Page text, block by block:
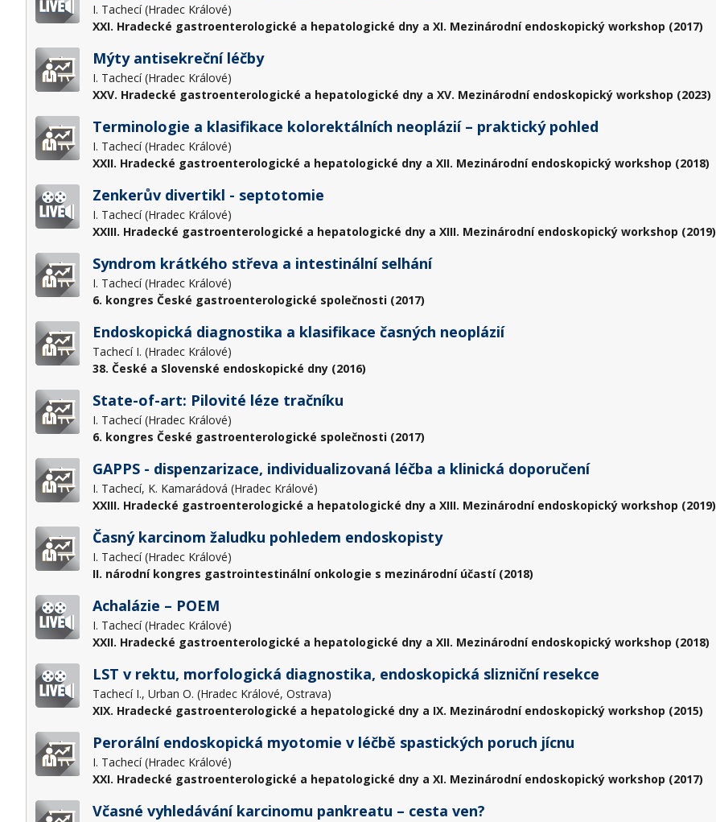
I. Tachecí (Hradec Králové)
XXI. Hradecké gastroenterologické a hepatologické dny a XI. Mezinárodní endoskopický workshop (2017)
Mýty antisekreční léčby
I. Tachecí (Hradec Králové)
XXV. Hradecké gastroenterologické a hepatologické dny a XV. Mezinárodní endoskopický workshop (2023)
Terminologie a klasifikace kolorektálních neoplázií – praktický pohled
I. Tachecí (Hradec Králové)
XXII. Hradecké gastroenterologické a hepatologické dny a XII. Mezinárodní endoskopický workshop (2018)
Zenkerův divertikl - septotomie
I. Tachecí (Hradec Králové)
XXIII. Hradecké gastroenterologické a hepatologické dny a XIII. Mezinárodní endoskopický workshop (2019)
Syndrom krátkého střeva a intestinální selhání
I. Tachecí (Hradec Králové)
6. kongres České gastroenterologické společnosti (2017)
Endoskopická diagnostika a klasifikace časných neoplázií
Tachecí I. (Hradec Králové)
38. České a Slovenské endoskopické dny (2016)
State-of-art: Pilovité léze tračníku
I. Tachecí (Hradec Králové)
6. kongres České gastroenterologické společnosti (2017)
GAPPS - dispenzarizace, individualizovaná léčba a klinická doporučení
I. Tachecí, K. Kamarádová (Hradec Králové)
XXIII. Hradecké gastroenterologické a hepatologické dny a XIII. Mezinárodní endoskopický workshop (2019)
Časný karcinom žaludku pohledem endoskopisty
I. Tachecí (Hradec Králové)
II. národní kongres gastrointestinální onkologie s mezinárodní účastí (2018)
Achalázie – POEM
I. Tachecí (Hradec Králové)
XXII. Hradecké gastroenterologické a hepatologické dny a XII. Mezinárodní endoskopický workshop (2018)
LST v rektu, morfologická diagnostika, endoskopická slizniční resekce
Tachecí I., Urban O. (Hradec Králové, Ostrava)
XIX. Hradecké gastroenterologické a hepatologické dny a IX. Mezinárodní endoskopický workshop (2015)
Perorální endoskopická myotomie v léčbě spastických poruch jícnu
I. Tachecí (Hradec Králové)
XXI. Hradecké gastroenterologické a hepatologické dny a XI. Mezinárodní endoskopický workshop (2017)
Včasné vyhledávání karcinomu pankreatu – cesta ven?